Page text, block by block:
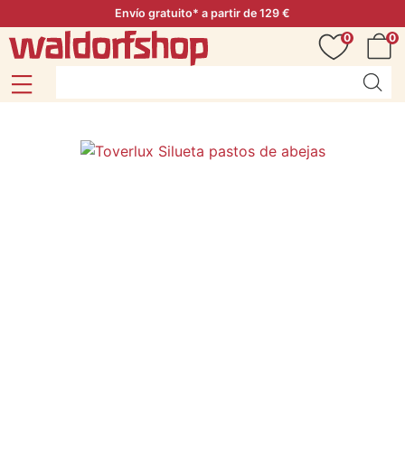
Envío gratuito* a partir de 129 €
0
0